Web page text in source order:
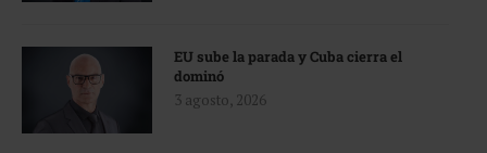
EU sube la parada y Cuba cierra el
dominó
3 agosto, 2026